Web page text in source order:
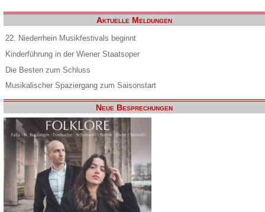
Aktuelle Meldungen
22. Niederrhein Musikfestivals beginnt
Kinderführung in der Wiener Staatsoper
Die Besten zum Schluss
Musikalischer Spaziergang zum Saisonstart
Neue Besprechungen